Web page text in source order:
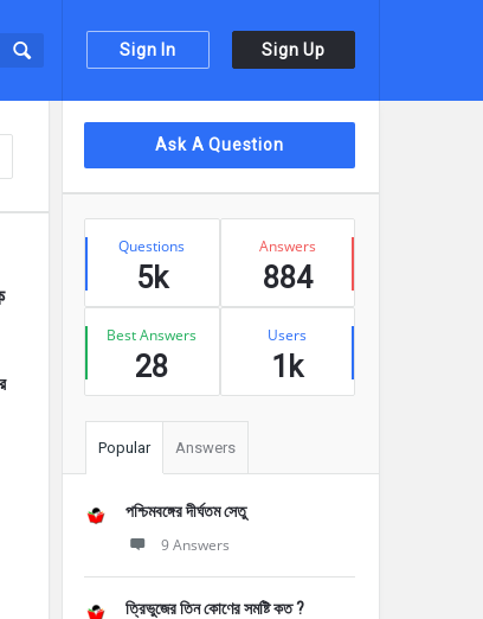
Sign In Sign Up
Sidebar
Ask A Question
StatsQuestions
5k
Answers
884
Best Answers
28
Users
1k
Popular Answers
পশ্চিমবঙ্গের দীর্ঘতম সেতু
9 Answers
ত্রিভুজের তিন কোণের সমষ্টি কত ?